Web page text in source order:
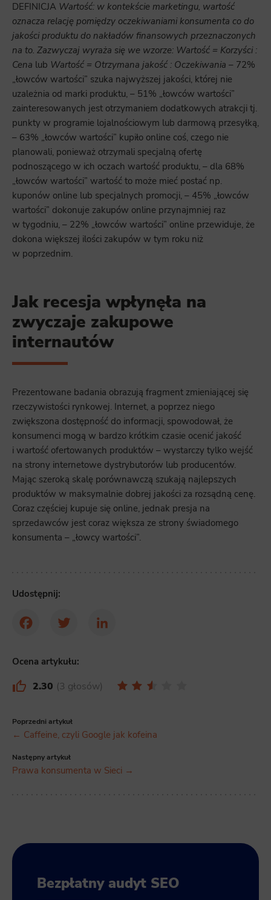
DEFINICJA Wartość: w kontekście marketingu, wartość
oznacza relację pomiędzy oczekiwaniami konsumenta co do
jakości produktu do nakładów finansowych przeznaczonych
na to. Zazwyczaj wyraża się we wzorze: Wartość = Korzyści :
Cena lub Wartość = Otrzymana jakość : Oczekiwania – 72%
„łowców wartości” szuka najwyższej jakości, której nie
uzależnia od marki produktu, – 51% „łowców wartości”
zainteresowanych jest otrzymaniem dodatkowych atrakcji tj.
punkty w programie lojalnościowym lub darmową przesyłką,
– 63% „łowców wartości” kupiło online coś, czego nie
planowali, ponieważ otrzymali specjalną ofertę
podnoszącego w ich oczach wartość produktu, – dla 68%
„łowców wartości” wartość to może mieć postać np.
kuponów online lub specjalnych promocji, – 45% „łowców
wartości” dokonuje zakupów online przynajmniej raz
w tygodniu, – 22% „łowców wartości” online przewiduje, że
dokona większej ilości zakupów w tym roku niż
w poprzednim.
Jak recesja wpłynęła na
zwyczaje zakupowe
internautów
Prezentowane badania obrazują fragment zmieniającej się
rzeczywistości rynkowej. Internet, a poprzez niego
zwiększona dostępność do informacji, spowodował, że
konsumenci mogą w bardzo krótkim czasie ocenić jakość
i wartość ofertowanych produktów – wystarczy tylko wejść
na strony internetowe dystrybutorów lub producentów.
Mając szeroką skalę porównawczą szukają najlepszych
produktów w maksymalnie dobrej jakości za rozsądną cenę.
Coraz częściej kupuje się online, jednak presja na
sprzedawców jest coraz większa ze strony świadomego
konsumenta – „łowcy wartości”.
Udostępnij:
FacebookTwitter LinkedIn
Ocena artykułu:
2.30 3 głosów
Poprzedni artykuł
← Caffeine, czyli Google jak kofeina
Następny artykuł
Prawa konsumenta w Sieci →
Bezpłatny audyt SEO